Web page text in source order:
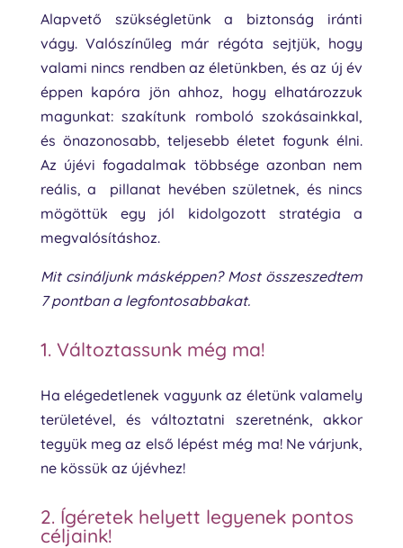
Alapvető szükségletünk a biztonság iránti
vágy. Valószínűleg már régóta sejtjük, hogy
valami nincs rendben az életünkben, és az új év
éppen kapóra jön ahhoz, hogy elhatározzuk
magunkat: szakítunk romboló szokásainkkal,
és önazonosabb, teljesebb életet fogunk élni.
Az újévi fogadalmak többsége azonban nem
reális, a pillanat hevében születnek, és nincs
mögöttük egy jól kidolgozott stratégia a
megvalósításhoz.
Mit csináljunk másképpen? Most összeszedtem
7 pontban a legfontosabbakat.
1. Változtassunk még ma!
Ha elégedetlenek vagyunk az életünk valamely
területével, és változtatni szeretnénk, akkor
tegyük meg az első lépést még ma! Ne várjunk,
ne kössük az újévhez!
2. Ígéretek helyett legyenek pontos
céljaink!